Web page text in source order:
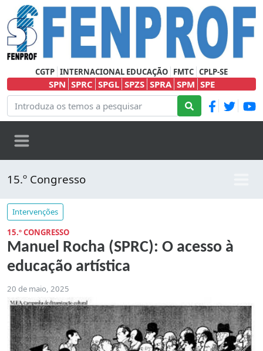
CGTP INTERNACIONAL EDUCAÇÃO FMTC CPLP-SE
SPN SPRC SPGL SPZS SPRA SPM SPE
15.º Congresso
Intervenções
15.º CONGRESSO
Manuel Rocha (SPRC): O acesso à
educação artística
20 de maio, 2025